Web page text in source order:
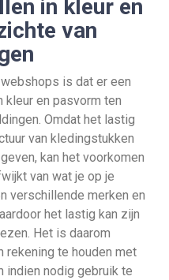
in kleur en
van
is dat er een
en pasvorm ten
Omdat het lastig
van kledingstukken
kan het voorkomen
van wat je op je
verschillende merken en
het lastig kan zijn
Het is daarom
rekening te houden met
indien nodig gebruik te